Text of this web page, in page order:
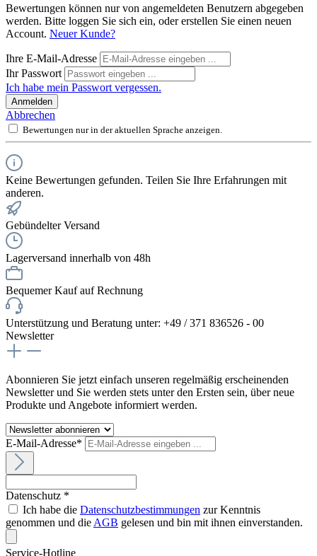
Bewertungen können nur von angemeldeten Benutzern abgegeben
werden. Bitte loggen Sie sich ein, oder erstellen Sie einen neuen
Account. Neuer Kunde?
Ihre E-Mail-Adresse
Ihr Passwort
Ich habe mein Passwort vergessen.
Anmelden
Abbrechen
Bewertungen nur in der aktuellen Sprache anzeigen.
Keine Bewertungen gefunden. Teilen Sie Ihre Erfahrungen mit
anderen.
Gebündelter Versand
Lagerversand innerhalb von 48h
Bequemer Kauf auf Rechnung
Unterstützung und Beratung unter: +49 / 371 836526 - 00
Newsletter
Abonnieren Sie jetzt einfach unseren regelmäßig erscheinenden
Newsletter und Sie werden stets unter den Ersten sein, über neue
Produkte und Angebote informiert werden.
E-Mail-Adresse*
Datenschutz *
Ich habe die Datenschutzbestimmungen zur Kenntnis
genommen und die AGB gelesen und bin mit ihnen einverstanden.
Service-Hotline